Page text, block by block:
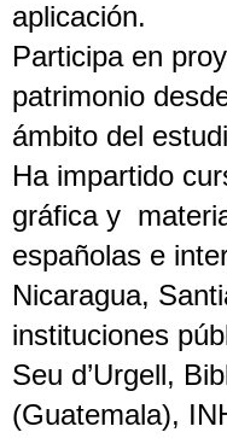
aplicación.
Participa en
patrimonio
ámbito del
Ha impartido
gráfica y
españolas e
Nicaragua,
instituciones
Seu d’Urgell,
(Guatemala),